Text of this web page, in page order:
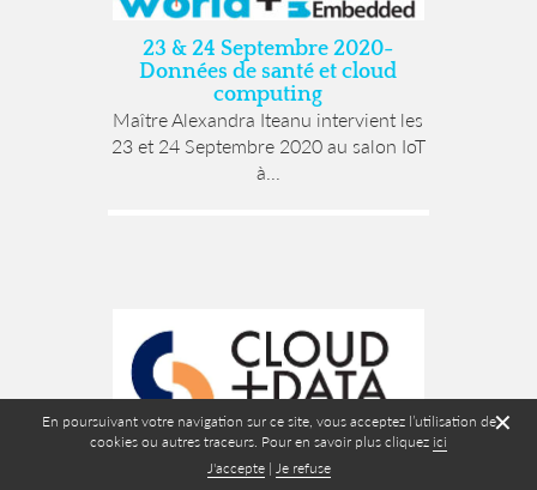
✕
En poursuivant votre navigation sur ce site, vous acceptez l’utilisation de
cookies ou autres traceurs. Pour en savoir plus cliquez ici
J'accepte| Je refuse
23 & 24 Septembre 2020-
Données de santé et cloud
computing
Maître Alexandra Iteanu intervient les
23 et 24 Septembre 2020 au salon IoT
à...